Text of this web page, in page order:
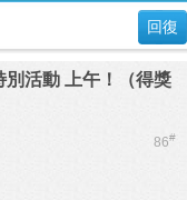
回復
別活動 上午！（得獎
86#